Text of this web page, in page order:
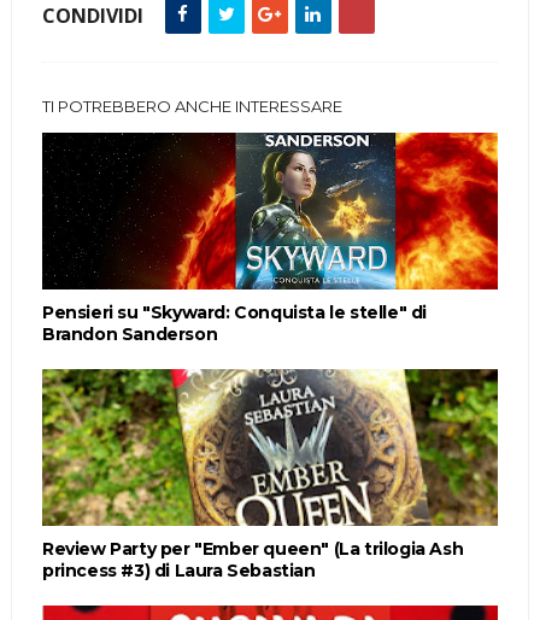
CONDIVIDI
TI POTREBBERO ANCHE INTERESSARE
Pensieri su "Skyward: Conquista le stelle" di
Brandon Sanderson
Review Party per "Ember queen" (La trilogia Ash
princess #3) di Laura Sebastian